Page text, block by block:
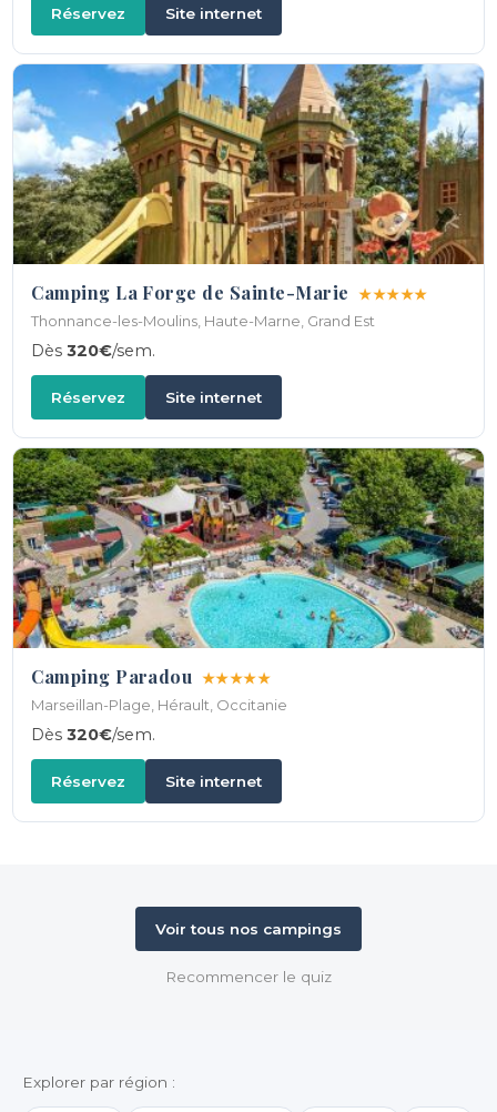
Réservez Site internet
Camping La Forge de Sainte-Marie ★★★★★
Thonnance-les-Moulins, Haute-Marne, Grand Est
Dès320€/sem.
Réservez Site internet
Camping Paradou ★★★★★
Marseillan-Plage, Hérault, Occitanie
Dès320€/sem.
Réservez Site internet
Voir tous nos campings
Recommencer le quiz
Explorer par région :